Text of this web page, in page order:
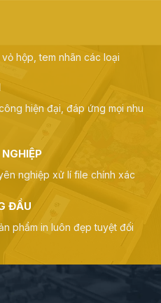
hộp, tem nhãn các loại
hiện đại, đáp ứng mọi nhu
nghiệp xử lí file chính xác
ĐẦU
phẩm in luôn đẹp tuyệt đối